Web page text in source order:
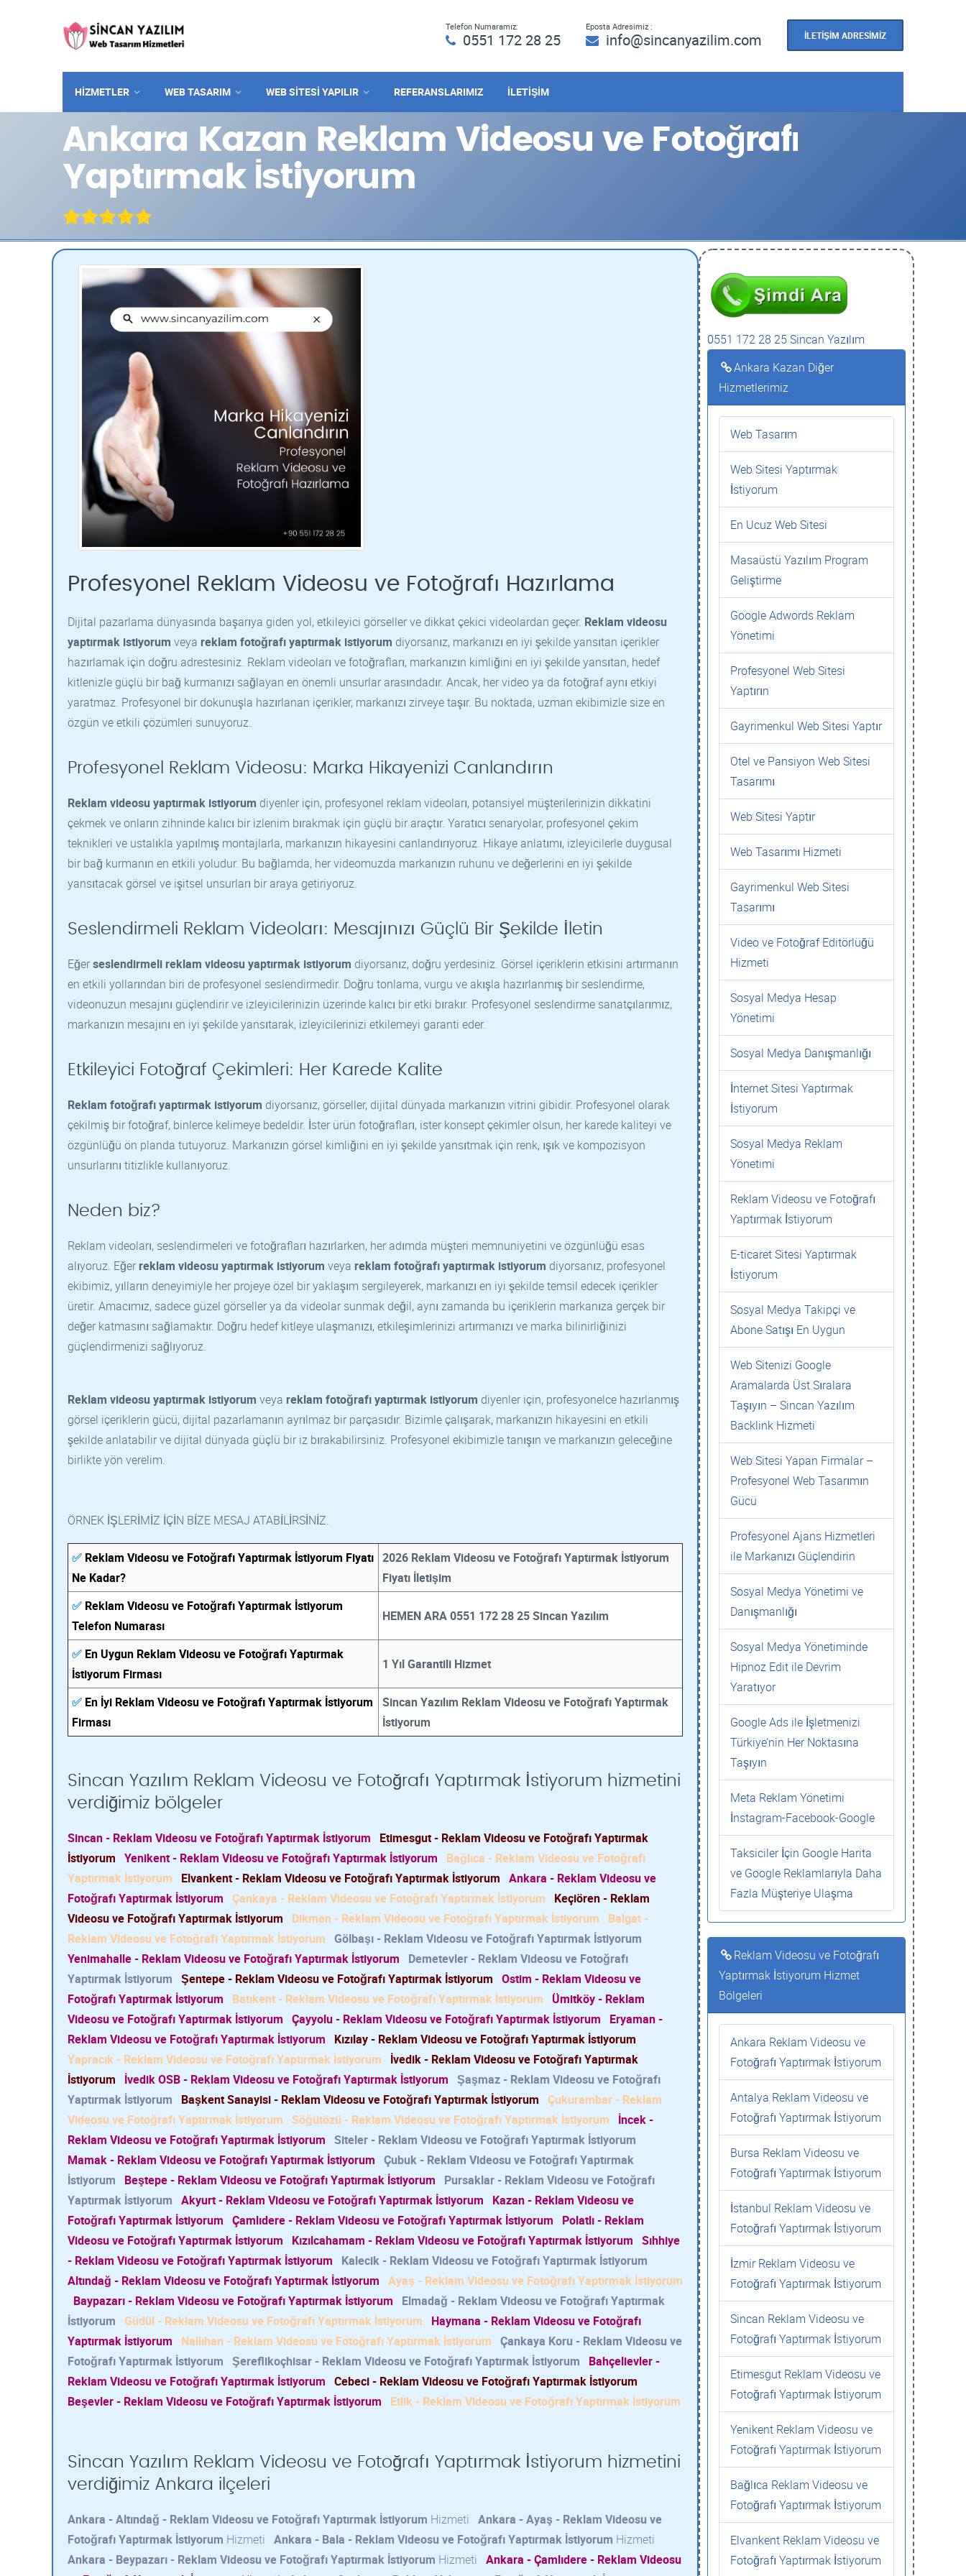
Telefon Numaramız:
0551 172 28 25
Eposta Adresimiz :
info@sincanyazilim.com İLETİŞİM ADRESİMİZ
HİZMETLER WEB TASARIM WEB SITESI YAPILIR REFERANSLARIMIZ İLETİŞİM
Ankara Kazan Reklam Videosu ve Fotoğrafı
Yaptırmak İstiyorum
Profesyonel Reklam Videosu ve Fotoğrafı Hazırlama
Dijital pazarlama dünyasında başarıya giden yol, etkileyici görseller ve dikkat çekici videolardan geçer. Reklam videosu
yaptırmak istiyorum veya reklam fotoğrafı yaptırmak istiyorum diyorsanız, markanızı en iyi şekilde yansıtan içerikler
hazırlamak için doğru adrestesiniz. Reklam videoları ve fotoğrafları, markanızın kimliğini en iyi şekilde yansıtan, hedef
kitlenizle güçlü bir bağ kurmanızı sağlayan en önemli unsurlar arasındadır. Ancak, her video ya da fotoğraf aynı etkiyi
yaratmaz. Profesyonel bir dokunuşla hazırlanan içerikler, markanızı zirveye taşır. Bu noktada, uzman ekibimizle size en
özgün ve etkili çözümleri sunuyoruz.
Profesyonel Reklam Videosu: Marka Hikayenizi Canlandırın
Reklam videosu yaptırmak istiyorum diyenler için, profesyonel reklam videoları, potansiyel müşterilerinizin dikkatini
çekmek ve onların zihninde kalıcı bir izlenim bırakmak için güçlü bir araçtır. Yaratıcı senaryolar, profesyonel çekim
teknikleri ve ustalıkla yapılmış montajlarla, markanızın hikayesini canlandırıyoruz. Hikaye anlatımı, izleyicilerle duygusal
bir bağ kurmanın en etkili yoludur. Bu bağlamda, her videomuzda markanızın ruhunu ve değerlerini en iyi şekilde
yansıtacak görsel ve işitsel unsurları bir araya getiriyoruz.
Seslendirmeli Reklam Videoları: Mesajınızı Güçlü Bir Şekilde İletin
Eğerseslendirmeli reklam videosu yaptırmak istiyorum diyorsanız, doğru yerdesiniz. Görsel içeriklerin etkisini artırmanın
en etkili yollarından biri de profesyonel seslendirmedir. Doğru tonlama, vurgu ve akışla hazırlanmış bir seslendirme,
videonuzun mesajını güçlendirir ve izleyicilerinizin üzerinde kalıcı bir etki bırakır. Profesyonel seslendirme sanatçılarımız,
markanızın mesajını en iyi şekilde yansıtarak, izleyicilerinizi etkilemeyi garanti eder.
Etkileyici Fotoğraf Çekimleri: Her Karede Kalite
Reklam fotoğrafı yaptırmak istiyorum diyorsanız, görseller, dijital dünyada markanızın vitrini gibidir. Profesyonel olarak
çekilmiş bir fotoğraf, binlerce kelimeye bedeldir. İster ürün fotoğrafları, ister konsept çekimler olsun, her karede kaliteyi ve
özgünlüğü ön planda tutuyoruz. Markanızın görsel kimliğini en iyi şekilde yansıtmak için renk, ışık ve kompozisyon
unsurlarını titizlikle kullanıyoruz.
Neden biz?
Reklam videoları, seslendirmeleri ve fotoğrafları hazırlarken, her adımda müşteri memnuniyetini ve özgünlüğü esas
alıyoruz. Eğer reklam videosu yaptırmak istiyorum veya reklam fotoğrafı yaptırmak istiyorum diyorsanız, profesyonel
ekibimiz, yılların deneyimiyle her projeye özel bir yaklaşım sergileyerek, markanızı en iyi şekilde temsil edecek içerikler
üretir. Amacımız, sadece güzel görseller ya da videolar sunmak değil, aynı zamanda bu içeriklerin markanıza gerçek bir
değer katmasını sağlamaktır. Doğru hedef kitleye ulaşmanızı, etkileşimlerinizi artırmanızı ve marka bilinirliğinizi
güçlendirmenizi sağlıyoruz.
Reklam videosu yaptırmak istiyorum veya reklam fotoğrafı yaptırmak istiyorum diyenler için, profesyonelce hazırlanmış
görsel içeriklerin gücü, dijital pazarlamanın ayrılmaz bir parçasıdır. Bizimle çalışarak, markanızın hikayesini en etkili
şekilde anlatabilir ve dijital dünyada güçlü bir iz bırakabilirsiniz. Profesyonel ekibimizle tanışın ve markanızın geleceğine
birlikte yön verelim.
ÖRNEK İŞLERİMİZ İÇİN BİZE MESAJ ATABİLİRSİNİZ.
✅ Reklam Videosu ve Fotoğrafı Yaptırmak İstiyorum Fiyatı
Ne Kadar?
2026 Reklam Videosu ve Fotoğrafı Yaptırmak İstiyorum
Fiyatı İletişim
✅ Reklam Videosu ve Fotoğrafı Yaptırmak İstiyorum
Telefon Numarası
HEMEN ARA 0551 172 28 25 Sincan Yazılım
✅ En Uygun Reklam Videosu ve Fotoğrafı Yaptırmak
İstiyorum Firması
1 Yıl Garantili Hizmet
✅ En İyi Reklam Videosu ve Fotoğrafı Yaptırmak İstiyorum
Firması
Sincan Yazılım Reklam Videosu ve Fotoğrafı Yaptırmak
İstiyorum
Sincan Yazılım Reklam Videosu ve Fotoğrafı Yaptırmak İstiyorum hizmetini
verdiğimiz bölgeler
Sincan - Reklam Videosu ve Fotoğrafı Yaptırmak İstiyorum
Etimesgut - Reklam Videosu ve Fotoğrafı Yaptırmak
İstiyorum Yenikent - Reklam Videosu ve Fotoğrafı Yaptırmak İstiyorum
Bağlıca - Reklam Videosu ve Fotoğrafı
Yaptırmak İstiyorum
Elvankent - Reklam Videosu ve Fotoğrafı Yaptırmak İstiyorum Ankara - Reklam Videosu ve
Fotoğrafı Yaptırmak İstiyorum Çankaya - Reklam Videosu ve Fotoğrafı Yaptırmak İstiyorum
Keçiören - Reklam
Videosu ve Fotoğrafı Yaptırmak İstiyorum
Dikmen - Reklam Videosu ve Fotoğrafı Yaptırmak İstiyorum
Balgat -
Reklam Videosu ve Fotoğrafı Yaptırmak İstiyorum Gölbaşı - Reklam Videosu ve Fotoğrafı Yaptırmak İstiyorum
Yenimahalle - Reklam Videosu ve Fotoğrafı Yaptırmak İstiyorum
Demetevler - Reklam Videosu ve Fotoğrafı
Yaptırmak İstiyorum Şentepe - Reklam Videosu ve Fotoğrafı Yaptırmak İstiyorum Ostim - Reklam Videosu ve
Fotoğrafı Yaptırmak İstiyorum
Batıkent - Reklam Videosu ve Fotoğrafı Yaptırmak İstiyorum
Ümitköy - Reklam
Videosu ve Fotoğrafı Yaptırmak İstiyorum Çayyolu - Reklam Videosu ve Fotoğrafı Yaptırmak İstiyorum
Eryaman -
Reklam Videosu ve Fotoğrafı Yaptırmak İstiyorum
Kızılay - Reklam Videosu ve Fotoğrafı Yaptırmak İstiyorum
Yapracık - Reklam Videosu ve Fotoğrafı Yaptırmak İstiyorum
İvedik - Reklam Videosu ve Fotoğrafı Yaptırmak
İstiyorum
İvedik OSB - Reklam Videosu ve Fotoğrafı Yaptırmak İstiyorum Şaşmaz - Reklam Videosu ve Fotoğrafı
Yaptırmak İstiyorum
Başkent Sanayisi - Reklam Videosu ve Fotoğrafı Yaptırmak İstiyorum Çukurambar - Reklam
Videosu ve Fotoğrafı Yaptırmak İstiyorum Söğütözü - Reklam Videosu ve Fotoğrafı Yaptırmak İstiyorum
İncek -
Reklam Videosu ve Fotoğrafı Yaptırmak İstiyorum Siteler - Reklam Videosu ve Fotoğrafı Yaptırmak İstiyorum
Mamak - Reklam Videosu ve Fotoğrafı Yaptırmak İstiyorum Çubuk - Reklam Videosu ve Fotoğrafı Yaptırmak
İstiyorum
Beştepe - Reklam Videosu ve Fotoğrafı Yaptırmak İstiyorum
Pursaklar - Reklam Videosu ve Fotoğrafı
Yaptırmak İstiyorum Akyurt - Reklam Videosu ve Fotoğrafı Yaptırmak İstiyorum
Kazan - Reklam Videosu ve
Fotoğrafı Yaptırmak İstiyorum Çamlıdere - Reklam Videosu ve Fotoğrafı Yaptırmak İstiyorum
Polatlı - Reklam
Videosu ve Fotoğrafı Yaptırmak İstiyorum
Kızılcahamam - Reklam Videosu ve Fotoğrafı Yaptırmak İstiyorum Sıhhiye
- Reklam Videosu ve Fotoğrafı Yaptırmak İstiyorum
Kalecik - Reklam Videosu ve Fotoğrafı Yaptırmak İstiyorum
Altındağ - Reklam Videosu ve Fotoğrafı Yaptırmak İstiyorum Ayaş - Reklam Videosu ve Fotoğrafı Yaptırmak İstiyorum
Baypazarı - Reklam Videosu ve Fotoğrafı Yaptırmak İstiyorum
Elmadağ - Reklam Videosu ve Fotoğrafı Yaptırmak
İstiyorum Güdül - Reklam Videosu ve Fotoğrafı Yaptırmak İstiyorum
Haymana - Reklam Videosu ve Fotoğrafı
Yaptırmak İstiyorum
Nallıhan - Reklam Videosu ve Fotoğrafı Yaptırmak İstiyorum Çankaya Koru - Reklam Videosu ve
Fotoğrafı Yaptırmak İstiyorum Şereflikoçhisar - Reklam Videosu ve Fotoğrafı Yaptırmak İstiyorum
Bahçelievler -
Reklam Videosu ve Fotoğrafı Yaptırmak İstiyorum Cebeci - Reklam Videosu ve Fotoğrafı Yaptırmak İstiyorum
Beşevler - Reklam Videosu ve Fotoğrafı Yaptırmak İstiyorum
Etlik - Reklam Videosu ve Fotoğrafı Yaptırmak İstiyorum
Sincan Yazılım Reklam Videosu ve Fotoğrafı Yaptırmak İstiyorum hizmetini
verdiğimiz Ankara ilçeleri
Ankara - Altındağ - Reklam Videosu ve Fotoğrafı Yaptırmak İstiyorum Hizmeti Ankara - Ayaş - Reklam Videosu ve
Fotoğrafı Yaptırmak İstiyorum Hizmeti Ankara - Bala - Reklam Videosu ve Fotoğrafı Yaptırmak İstiyorum Hizmeti
Ankara - Beypazarı - Reklam Videosu ve Fotoğrafı Yaptırmak İstiyorum Hizmeti Ankara - Çamlıdere - Reklam Videosu
0551 172 28 25 Sincan Yazılım
Ankara Kazan Diğer
Hizmetlerimiz
Web Tasarım
Web Sitesi Yaptırmak
İstiyorum
En Ucuz Web Sitesi
Masaüstü Yazılım Program
Geliştirme
Google Adwords Reklam
Yönetimi
Profesyonel Web Sitesi
Yaptırın
Gayrimenkul Web Sitesi Yaptır
Otel ve Pansiyon Web Sitesi
Tasarımı
Web Sitesi Yaptır
Web Tasarımı Hizmeti
Gayrimenkul Web Sitesi
Tasarımı
Video ve Fotoğraf Editörlüğü
Hizmeti
Sosyal Medya Hesap
Yönetimi
Sosyal Medya Danışmanlığı
İnternet Sitesi Yaptırmak
İstiyorum
Sosyal Medya Reklam
Yönetimi
Reklam Videosu ve Fotoğrafı
Yaptırmak İstiyorum
E-ticaret Sitesi Yaptırmak
İstiyorum
Sosyal Medya Takipçi ve
Abone Satışı En Uygun
Web Sitenizi Google
Aramalarda Üst Sıralara
Taşıyın – Sincan Yazılım
Backlink Hizmeti
Web Sitesi Yapan Firmalar –
Profesyonel Web Tasarımın
Gücü
Profesyonel Ajans Hizmetleri
ile Markanızı Güçlendirin
Sosyal Medya Yönetimi ve
Danışmanlığı
Sosyal Medya Yönetiminde
Hipnoz Edit ile Devrim
Yaratıyor
Google Ads ile İşletmenizi
Türkiye’nin Her Noktasına
Taşıyın
Meta Reklam Yönetimi
İnstagram-Facebook-Google
Taksiciler İçin Google Harita
ve Google Reklamlarıyla Daha
Fazla Müşteriye Ulaşma
Reklam Videosu ve Fotoğrafı
Yaptırmak İstiyorum Hizmet
Bölgeleri
Ankara Reklam Videosu ve
Fotoğrafı Yaptırmak İstiyorum
Antalya Reklam Videosu ve
Fotoğrafı Yaptırmak İstiyorum
Bursa Reklam Videosu ve
Fotoğrafı Yaptırmak İstiyorum
İstanbul Reklam Videosu ve
Fotoğrafı Yaptırmak İstiyorum
İzmir Reklam Videosu ve
Fotoğrafı Yaptırmak İstiyorum
Sincan Reklam Videosu ve
Fotoğrafı Yaptırmak İstiyorum
Etimesgut Reklam Videosu ve
Fotoğrafı Yaptırmak İstiyorum
Yenikent Reklam Videosu ve
Fotoğrafı Yaptırmak İstiyorum
Bağlıca Reklam Videosu ve
Fotoğrafı Yaptırmak İstiyorum
Elvankent Reklam Videosu ve
Fotoğrafı Yaptırmak İstiyorum